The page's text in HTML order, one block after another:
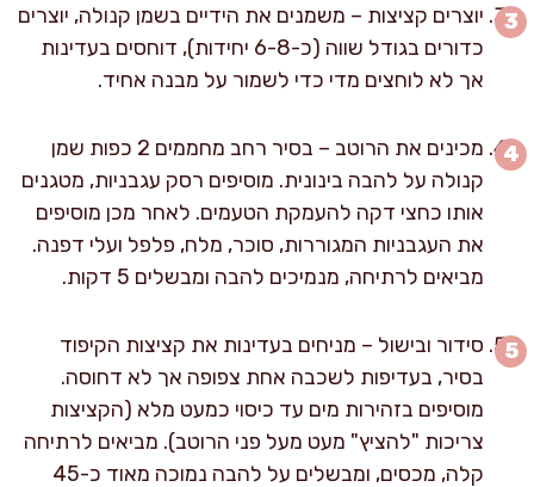
יוצרים קציצות – משמנים את הידיים בשמן קנולה, יוצרים
כדורים בגודל שווה (כ-6-8 יחידות), דוחסים בעדינות
אך לא לוחצים מדי כדי לשמור על מבנה אחיד.
מכינים את הרוטב – בסיר רחב מחממים 2 כפות שמן
קנולה על להבה בינונית. מוסיפים רסק עגבניות, מטגנים
אותו כחצי דקה להעמקת הטעמים. לאחר מכן מוסיפים
את העגבניות המגוררות, סוכר, מלח, פלפל ועלי דפנה.
מביאים לרתיחה, מנמיכים להבה ומבשלים 5 דקות.
סידור ובישול – מניחים בעדינות את קציצות הקיפוד
בסיר, בעדיפות לשכבה אחת צפופה אך לא דחוסה.
מוסיפים בזהירות מים עד כיסוי כמעט מלא (הקציצות
צריכות "להציץ" מעט מעל פני הרוטב). מביאים לרתיחה
קלה, מכסים, ומבשלים על להבה נמוכה מאוד כ-45